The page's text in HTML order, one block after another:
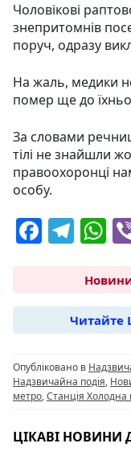
Чоловікові
знепритомнів
поруч, одразу
На жаль, медики
помер ще до
За словами
тілі не знайшли
правоохоронці
особу.
F
e
b
o
o
k
T
e
g
ra
m
W
at
s
A
p
p
Читайте
Опубліковано в
Надзвичайна подія,
метро,Станція Холодна
ЦІКАВІ НОВИНИ